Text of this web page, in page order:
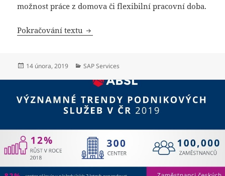
možnost práce z domova či flexibilní pracovní doba.
Pokračování textu Matky s malými dětmi vítají zkrácené
Publikováno:
14 února, 2019 Rubriky:
SAP Services